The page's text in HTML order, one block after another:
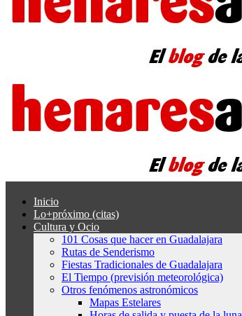
Inicio
Lo+próximo (citas)
Cultura y Ocio
101 Cosas que hacer en Guadalajara
Rutas de Senderismo
Fiestas Tradicionales de Guadalajara
El Tiempo (previsión meteorológica)
Otros fenómenos astronómicos
Mapas Estelares